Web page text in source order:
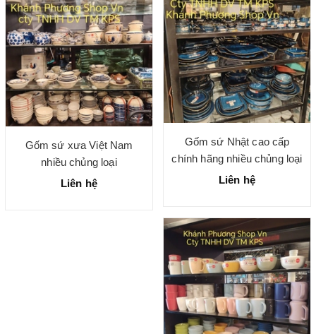
Gốm sứ xưa Việt Nam
nhiều chủng loại
Liên hệ
Gốm sứ Nhật cao cấp
chính hãng nhiều chủng loại
Liên hệ